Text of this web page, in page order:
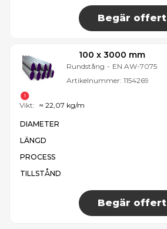
Begär offert
100 x 3000 mm
Rundstång - EN AW-7075
Artikelnummer: 1154269
DIAMETER
LÄNGD
PROCESS
TILLSTÅND
Begär offert
Vikt: ≈ 22,07 kg/m